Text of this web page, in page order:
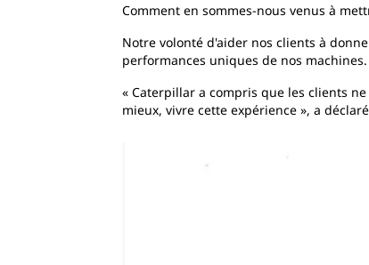
Comment en sommes-nous venus à
Notre volonté d'aider nos clients à
performances uniques de nos
« Caterpillar a compris que les clients
mieux, vivre cette expérience », a